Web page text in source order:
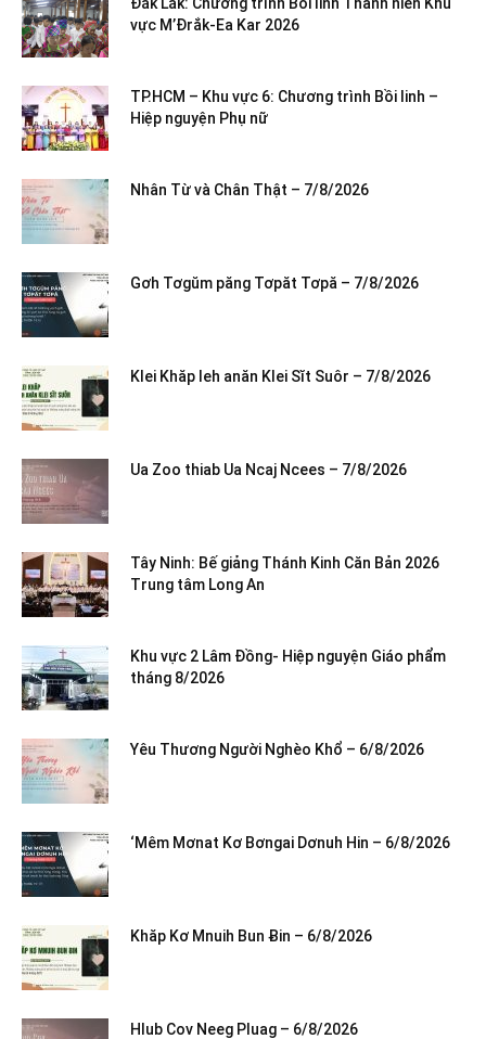
vực M’Đrắk-Ea Kar 2026
TP.HCM – Khu vực 6: Chương trình Bồi linh –
Hiệp nguyện Phụ nữ
Nhân Từ và Chân Thật – 7/8/2026
Gơh Tơgŭm păng Tơpăt Tơpă – 7/8/2026
Klei Khăp leh anăn Klei Sĭt Suôr – 7/8/2026
Ua Zoo thiab Ua Ncaj Ncees – 7/8/2026
Tây Ninh: Bế giảng Thánh Kinh Căn Bản 2026
Trung tâm Long An
Khu vực 2 Lâm Đồng- Hiệp nguyện Giáo phẩm
tháng 8/2026
Yêu Thương Người Nghèo Khổ – 6/8/2026
‘Mêm Mơnat Kơ Bơngai Dơnuh Hin – 6/8/2026
Khăp Kơ Mnuih Bun Ƀin – 6/8/2026
Hlub Cov Neeg Pluag – 6/8/2026